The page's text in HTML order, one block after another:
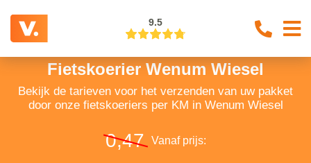
9.5
Fietskoerier Wenum Wiesel
Bekijk de tarieven voor het verzenden van uw pakket
door onze fietskoeriers per KM in Wenum Wiesel
0,47 Vanaf prijs: